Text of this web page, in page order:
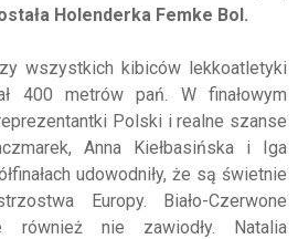
Holenderka Femke Bol.
wszystkich kibiców lekkoatletyki
400 metrów pań. W finałowym
Polski i realne szanse
Anna Kiełbasińska i Iga
udowodniły, że są świetnie
Europy. Biało-Czerwone
również nie zawiodły. Natalia